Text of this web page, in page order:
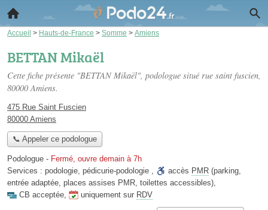
Accueil > Hauts-de-France > Somme > Amiens
BETTAN Mikaël
Cette fiche présente "BETTAN Mikaël", podologue situé rue saint fuscien,
80000 Amiens.
475 Rue Saint Fuscien
80000 Amiens
📞 Appeler ce podologue
Podologue - Fermé, ouvre demain à 7h
Services : podologie, pédicurie-podologie , accès PMR (parking,
entrée adaptée, places assises PMR, toilettes accessibles),
CB acceptée, uniquement sur RDV